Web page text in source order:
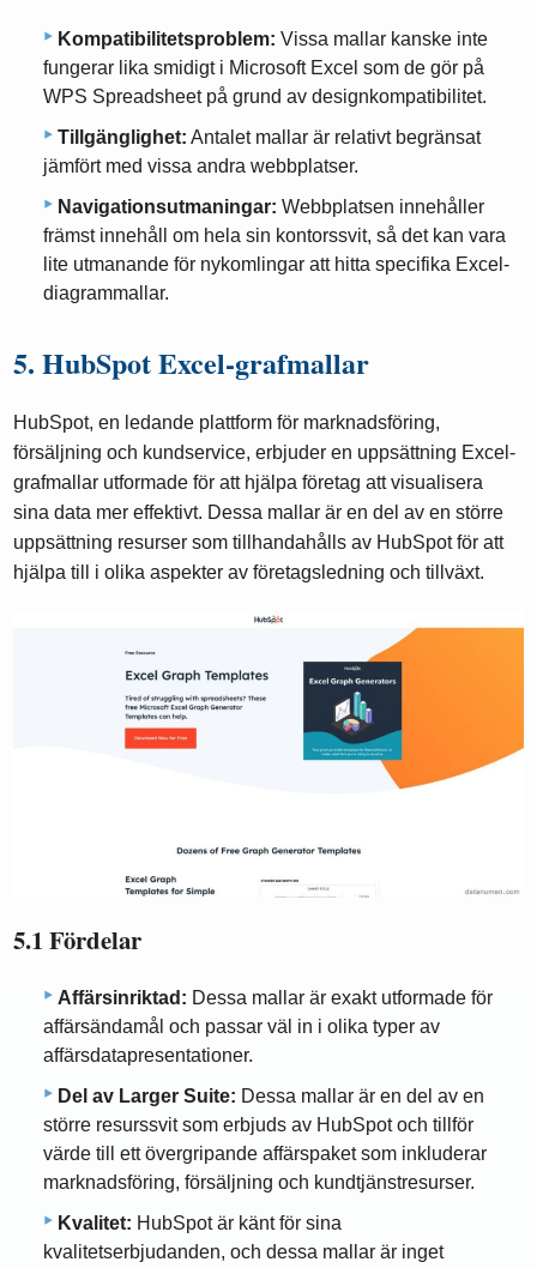
Kompatibilitetsproblem: Vissa mallar kanske inte
fungerar lika smidigt i Microsoft Excel som de gör på
WPS Spreadsheet på grund av designkompatibilitet.
Tillgänglighet: Antalet mallar är relativt begränsat
jämfört med vissa andra webbplatser.
Navigationsutmaningar: Webbplatsen innehåller
främst innehåll om hela sin kontorssvit, så det kan vara
lite utmanande för nykomlingar att hitta specifika Excel-
diagrammallar.
5. HubSpot Excel-grafmallar
HubSpot, en ledande plattform för marknadsföring,
försäljning och kundservice, erbjuder en uppsättning Excel-
grafmallar utformade för att hjälpa företag att visualisera
sina data mer effektivt. Dessa mallar är en del av en större
uppsättning resurser som tillhandahålls av HubSpot för att
hjälpa till i olika aspekter av företagsledning och tillväxt.
5.1 Fördelar
Affärsinriktad: Dessa mallar är exakt utformade för
affärsändamål och passar väl in i olika typer av
affärsdatapresentationer.
Del av Larger Suite: Dessa mallar är en del av en
större resurssvit som erbjuds av HubSpot och tillför
värde till ett övergripande affärspaket som inkluderar
marknadsföring, försäljning och kundtjänstresurser.
Kvalitet: HubSpot är känt för sina
kvalitetserbjudanden, och dessa mallar är inget